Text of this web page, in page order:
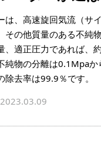
は、高速旋回気流（サ
その他質量のある不純
、適正圧力であれば、
純物の分離は0.1Mpaか
除去率は99.9％です。
2023.03.09